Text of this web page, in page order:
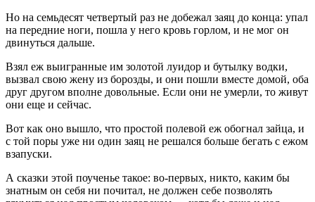
Но на семьдесят четвертый раз не добежал заяц до конца: упал
на передние ноги, пошла у него кровь горлом, и не мог он
двинуться дальше.
Взял еж выигранные им золотой луидор и бутылку водки,
вызвал свою жену из борозды, и они пошли вместе домой, оба
друг другом вполне довольные. Если они не умерли, то живут
они еще и сейчас.
Вот как оно вышло, что простой полевой еж обогнал зайца, и
с той поры уже ни один заяц не решался больше бегать с ежом
взапуски.
А сказки этой поученье такое: во-первых, никто, каким бы
знатным он себя ни почитал, не должен себе позволять